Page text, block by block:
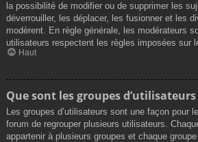
la possibilité de modifier ou de supprimer les
déverrouiller, les déplacer, les fusionner et les
modèrent. En règle générale, les modérateurs
utilisateurs respectent les règles imposées sur
Haut
Que sont les groupes d’utilisateurs
Les groupes d’utilisateurs sont une façon pour
forum de regrouper plusieurs utilisateurs.
appartenir à plusieurs groupes et chaque